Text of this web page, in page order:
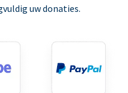
uw donaties.